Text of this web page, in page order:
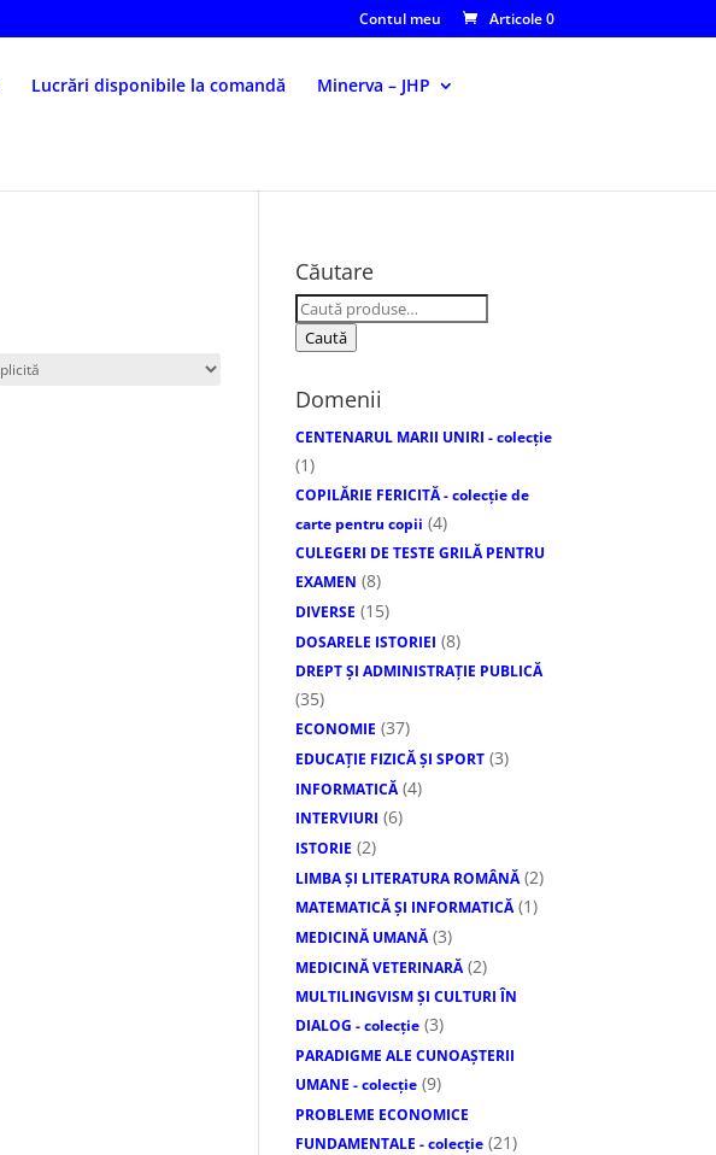
Contul meu Articole 0
Lucrări disponibile la comandă Minerva – JHP
Căutare
Caută
după:
Caută
Domenii
CENTENARUL MARII UNIRI - colecție
(1)
COPILĂRIE FERICITĂ - colecţie de
carte pentru copii (4)
CULEGERI DE TESTE GRILĂ PENTRU
EXAMEN (8)
DIVERSE (15)
DOSARELE ISTORIEI (8)
DREPT ŞI ADMINISTRAŢIE PUBLICĂ
(35)
ECONOMIE (37)
EDUCAŢIE FIZICĂ ŞI SPORT (3)
INFORMATICĂ (4)
INTERVIURI (6)
ISTORIE (2)
LIMBA ŞI LITERATURA ROMÂNĂ (2)
MATEMATICĂ ŞI INFORMATICĂ (1)
MEDICINĂ UMANĂ (3)
MEDICINĂ VETERINARĂ (2)
MULTILINGVISM ȘI CULTURI ÎN
DIALOG - colecție (3)
PARADIGME ALE CUNOAȘTERII
UMANE - colecție (9)
PROBLEME ECONOMICE
FUNDAMENTALE - colecție (21)